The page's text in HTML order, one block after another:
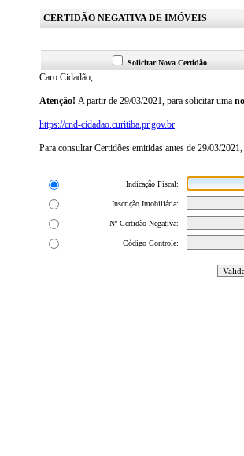
CERTIDÃO NEGATIVA DE IMÓVEIS
Solicitar Nova Certidão
Caro Cidadão,
Atenção! A partir de 29/03/2021, para solicitar uma
https://cnd-cidadao.curitiba.pr.gov.br
Para consultar Certidões emitidas antes de 29/03/
Indicação Fiscal:
Inscrição Imobiliária:
Nº Certidão Negativa:
Código Controle: